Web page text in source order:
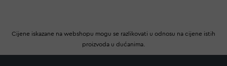
Cijene iskazane na webshopu mogu se razlikovati u odnosu na cijene istih
proizvoda u dućanima.